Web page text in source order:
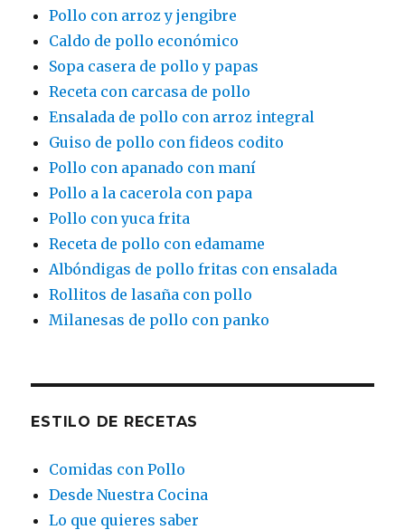
Pollo con arroz y jengibre
Caldo de pollo económico
Sopa casera de pollo y papas
Receta con carcasa de pollo
Ensalada de pollo con arroz integral
Guiso de pollo con fideos codito
Pollo con apanado con maní
Pollo a la cacerola con papa
Pollo con yuca frita
Receta de pollo con edamame
Albóndigas de pollo fritas con ensalada
Rollitos de lasaña con pollo
Milanesas de pollo con panko
ESTILO DE RECETAS
Comidas con Pollo
Desde Nuestra Cocina
Lo que quieres saber